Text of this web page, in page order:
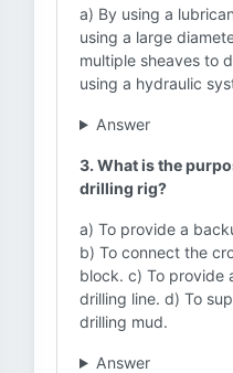
a) By using a
using a large
multiple sheaves to
using a hydraulic
Answer
3. What is the
drilling rig?
a) To provide a
b) To connect the
block. c) To provide
drilling line. d) To
drilling mud.
Answer